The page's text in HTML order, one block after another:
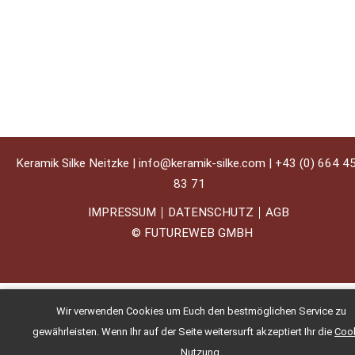
Keramik Silke Neitzke | info@keramik-silke.com | +43 (0) 664
83 71
IMPRESSUM
DATENSCHUTZ
AGB
© FUTUREWEB GMBH
Wir verwenden Cookies um Euch den bestmöglichen Service zu
gewährleisten. Wenn Ihr auf der Seite weitersurft akzeptiert Ihr die
Nutzung